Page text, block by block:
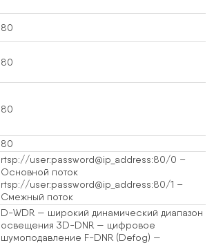
80
80
80
80
rtsp://user:password@ip_address:80/0 –
Основной поток
rtsp://user:password@ip_address:80/1 –
Смежный поток
D-WDR — широкий динамический диапазон
освещения 3D-DNR — цифровое
шумоподавление F-DNR (Defog) —